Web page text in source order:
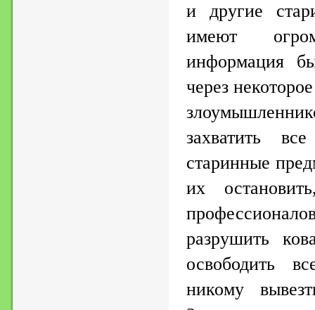
и другие
имеют
информация
через
захватить
старинные
их
разрушить
освободить
никому